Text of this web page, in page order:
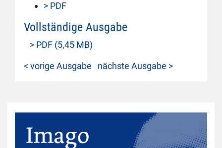
> PDF
Vollständige Ausgabe
> PDF (5,45 MB)
< vorige Ausgabe nächste Ausgabe >